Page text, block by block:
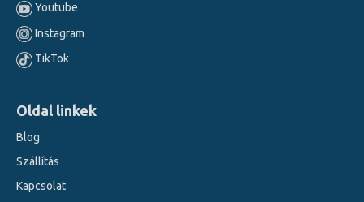
Youtube
Instagram
TikTok
Oldal linkek
Blog
Szállítás
Kapcsolat